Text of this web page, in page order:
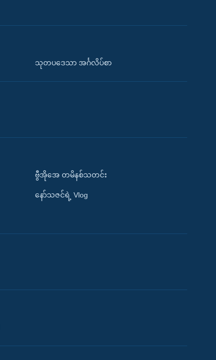
သုတပဒေသာ အင်္ဂလိပ်စာ
ဗွီအိုအေ တမိနစ်သတင်း
နော်သဇင်ရဲ့ Vlog